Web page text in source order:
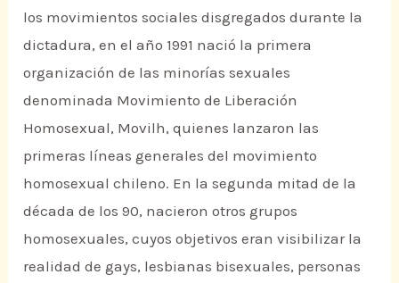
los movimientos sociales disgregados durante la
dictadura, en el año 1991 nació la primera
organización de las minorías sexuales
denominada Movimiento de Liberación
Homosexual, Movilh, quienes lanzaron las
primeras líneas generales del movimiento
homosexual chileno. En la segunda mitad de la
década de los 90, nacieron otros grupos
homosexuales, cuyos objetivos eran visibilizar la
realidad de gays, lesbianas bisexuales, personas